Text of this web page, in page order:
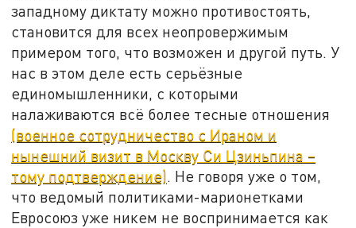
западному диктату можно противостоять,
становится для всех неопровержимым
примером того, что возможен и другой путь. У
нас в этом деле есть серьёзные
единомышленники, с которыми
налаживаются всё более тесные отношения
(военное сотрудничество с Ираном и
нынешний визит в Москву Си Цзиньпина –
тому подтверждение). Не говоря уже о том,
что ведомый политиками-марионетками
Евросоюз уже никем не воспринимается как